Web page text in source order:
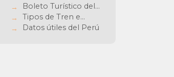
baratos y experiencias
únicas
de América
Boleto Turístico del
Cusco
Tipos de Tren e
Ingreso a Machu
Datos útiles del Perú